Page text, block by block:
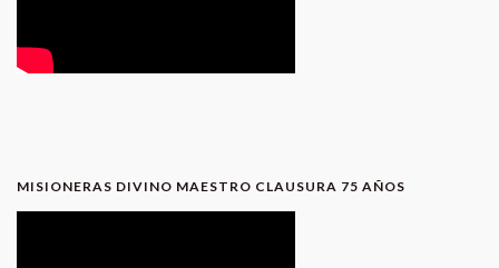
MISIONERAS DIVINO MAESTRO CLAUSURA 75 AÑOS